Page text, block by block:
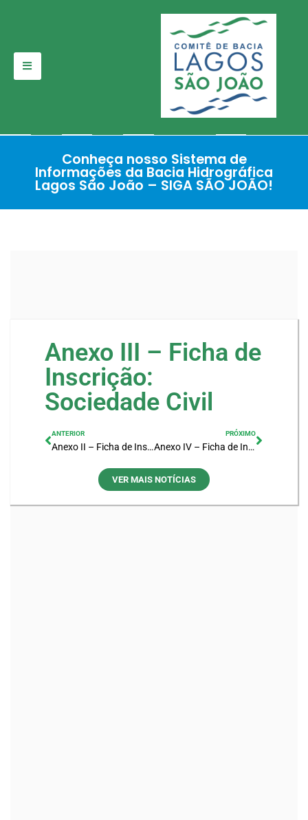
para
Conheça nosso Sistema de
Informações da Bacia Hidrográfica
Lagos São João – SIGA SÃO JOÃO!
Anexo III – Ficha de
Inscrição:
Sociedade Civil
ANTERIOR
Anexo II – Ficha de Inscrição: Usuário
PRÓXIMO
Anexo IV – Ficha de Inscrição: Poder Público
VER MAIS NOTÍCIAS